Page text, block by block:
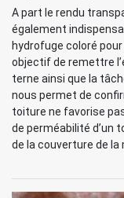
A part le rendu
également
hydrofuge coloré
objectif de remettre
terne ainsi que la
nous permet de
toiture ne favorise
de perméabilité d’un
de la couverture de la